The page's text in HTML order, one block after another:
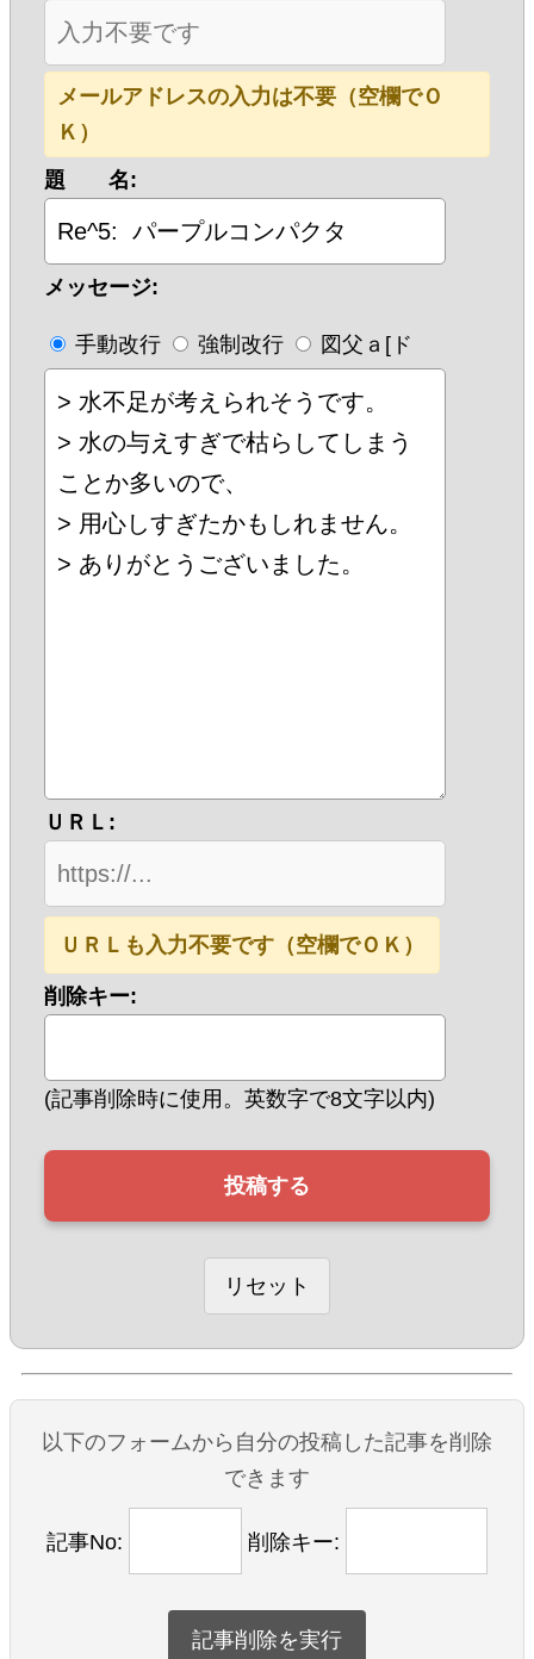
メールアドレスの入力は不要（空欄でＯ
Ｋ）
題 名:
メッセージ:
手動改行 強制改行 図父ａ[ド
ＵＲＬ:
ＵＲＬも入力不要です（空欄でＯＫ）
削除キー:
(記事削除時に使用。英数字で8文字以内)
以下のフォームから自分の投稿した記事を削除
できます
記事No: 削除キー: